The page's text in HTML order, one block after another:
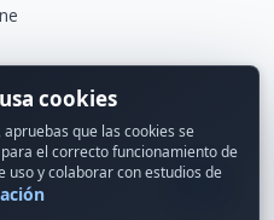
cookies
que las cookies se
el correcto funcionamiento de
uso y colaborar con estudios de